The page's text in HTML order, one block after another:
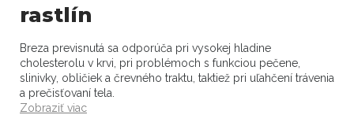
rastlín
Breza previsnutá sa odporúča pri vysokej hladine
cholesterolu v krvi, pri problémoch s funkciou pečene,
slinivky, obličiek a črevného traktu, taktiež pri uľahčení trávenia
a prečisťovaní tela.
Zobraziť viac